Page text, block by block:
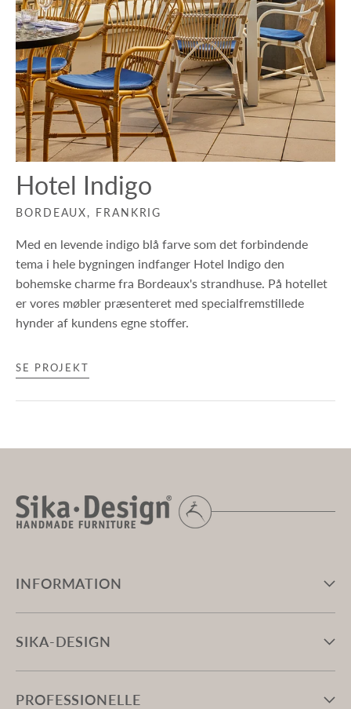
Tempotest-stoffer, der er modstandsdygtige overfor råd
samt dannelse af mug og svamp. OBS! Hynder der er lavet
på bestilling kan ikke returneres. Find mere information
om brug og vedligeholdelseher.
Hotel Indigo
BORDEAUX, FRANKRIG
Med en levende indigo blå farve som det forbindende
tema i hele bygningen indfanger Hotel Indigo den
bohemske charme fra Bordeaux's strandhuse. På hotellet
er vores møbler præsenteret med specialfremstillede
hynder af kundens egne stoffer.
SE PROJEKT
INFORMATION
SIKA-DESIGN
PROFESSIONELLE